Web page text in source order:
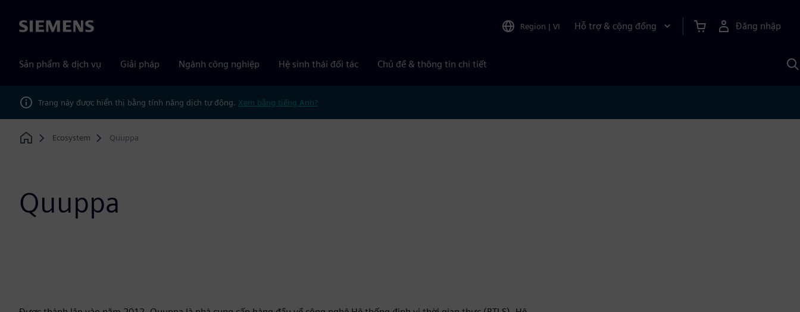
Siemens Region | VI Hỗ trợ & cộng đồng Đăng nhập
Sản phẩm & dịch vụ Giải pháp Ngành công nghiệp Hệ sinh thái đối tác Chủ đề & thông tin chi tiết
Trang này được hiển thị bằng tính năng dịch tự động. Xem bằng tiếng Anh?
Home
Ecosystem Quuppa
Quuppa